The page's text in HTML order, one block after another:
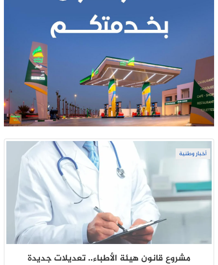
أخبار وطنية
مشروع قانون هيئة الأطباء.. تعديلات جديدة